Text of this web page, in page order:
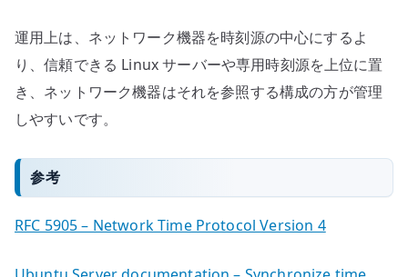
運用上は、ネットワーク機器を時刻源の中心にするよ
り、信頼できる Linux サーバーや専用時刻源を上位に置
き、ネットワーク機器はそれを参照する構成の方が管理
しやすいです。
参考
RFC 5905 – Network Time Protocol Version 4